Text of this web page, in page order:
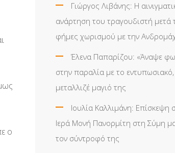
ο
Γιώργος Λιβάνης: Η
ανάρτηση του τραγουδιστή μετά
φήμες χωρισμού με την
Έλενα Παπαρίζου: «Άναψε
στην παραλία με το εντυπωσιακό,
μεταλλιζέ μαγιό της
Ιουλία Καλλιμάνη: Επίσκεψη
Ιερά Μονή Πανορμίτη στη Σύμη
τον σύντροφό της